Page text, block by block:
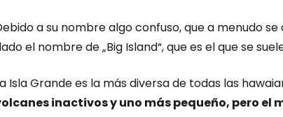
a su nombre algo confuso, que a menudo
el nombre de„Big Island“, que es el que se
Isla Grande es la más diversa de todas las
inactivos y uno más pequeño, pero el
Iniciar